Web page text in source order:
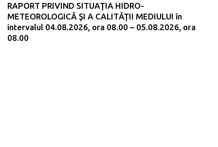
RAPORT PRIVIND SITUAŢIA HIDRO-
METEOROLOGICĂ ŞI A CALITĂŢII MEDIULUI în
intervalul 04.08.2026, ora 08.00 – 05.08.2026, ora
08.00